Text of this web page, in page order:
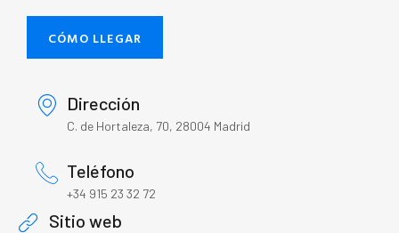
CÓMO LLEGAR
Dirección
C. de Hortaleza, 70, 28004 Madrid
Teléfono
+34 915 23 32 72
Sitio web